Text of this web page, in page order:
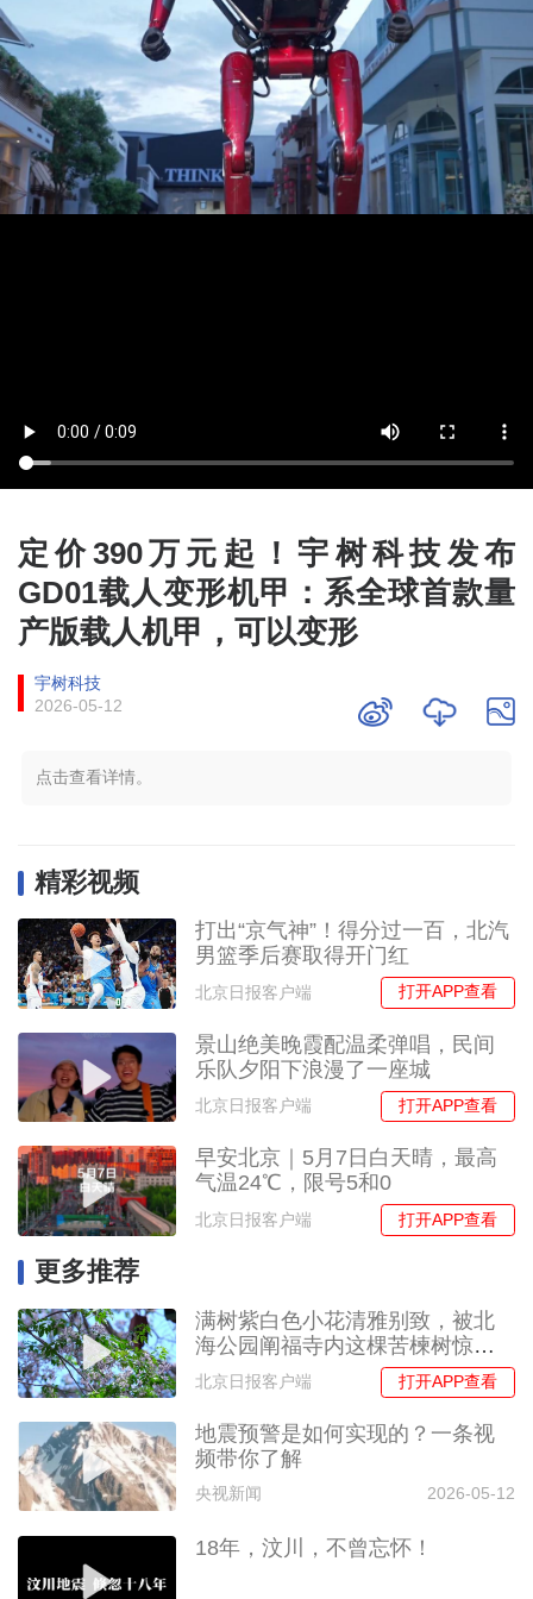
定价390万元起！宇树科技发布
GD01载人变形机甲：系全球首款量
产版载人机甲，可以变形
宇树科技
2026-05-12
点击查看详情。
精彩视频
打出“京气神”！得分过一百，北汽
男篮季后赛取得开门红
北京日报客户端 打开APP查看
景山绝美晚霞配温柔弹唱，民间
乐队夕阳下浪漫了一座城
北京日报客户端 打开APP查看
早安北京｜5月7日白天晴，最高
气温24℃，限号5和0
北京日报客户端 打开APP查看
更多推荐
满树紫白色小花清雅别致，被北
海公园阐福寺内这棵苦楝树惊艳
到了！
北京日报客户端 打开APP查看
地震预警是如何实现的？一条视
频带你了解
央视新闻 2026-05-12
18年，汶川，不曾忘怀！